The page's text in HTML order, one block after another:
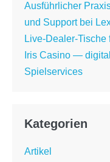
Ausführlicher
und Support bei
Live-Dealer-
Iris Casino —
Spielservices
Kategorien
Artikel